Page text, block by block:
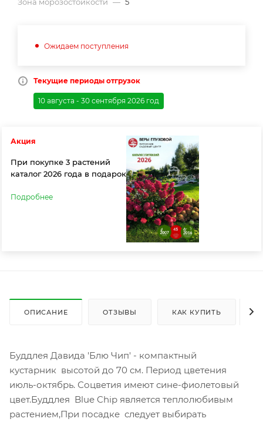
Ожидаем поступления
Текущие периоды отгрузок
10 августа - 30 сентября 2026 год
Акция
При покупке 3 растений
каталог 2026 года в подарок
Подробнее
ОПИСАНИЕ ОТЗЫВЫ КАК КУПИТЬ
Буддлея Давида 'Блю Чип' - компактный
кустарник высотой до 70 см. Период цветения
июль-октябрь. Соцветия имеют сине-фиолетовый
цвет.Буддлея Blue Chip является теплолюбивым
растением,При посадке следует выбирать